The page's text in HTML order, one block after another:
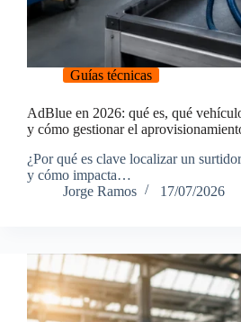
Guías técnicas
AdBlue en 2026: qué es, qué
y cómo gestionar el
¿Por qué es clave localizar un
y cómo impacta…
Jorge Ramos
17/07/2026